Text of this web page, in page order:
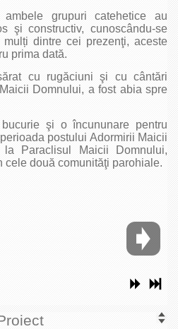
grupuri catehetice au
şi constructiv, cunoscându-se
dintre cei prezenţi, aceste
prima dată.
cu rugăciuni şi cu cântări
Domnului, a fost abia spre
şi o încununare pentru
postului Adormirii Maicii
Paraclisul Maicii Domnului,
cele două comunităţi parohiale.